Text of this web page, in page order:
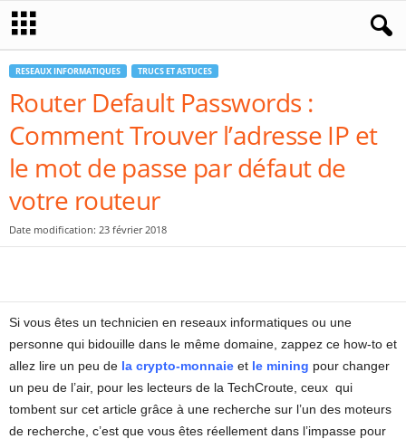
RESEAUX INFORMATIQUES TRUCS ET ASTUCES
Router Default Passwords :
Comment Trouver l’adresse IP et
le mot de passe par défaut de
votre routeur
Date modification: 23 février 2018
Si vous êtes un technicien en reseaux informatiques ou une
personne qui bidouille dans le même domaine, zappez ce how-to et
allez lire un peu de la crypto-monnaie et le mining pour changer
un peu de l’air, pour les lecteurs de la TechCroute, ceux qui
tombent sur cet article grâce à une recherche sur l’un des moteurs
de recherche, c’est que vous êtes réellement dans l’impasse pour